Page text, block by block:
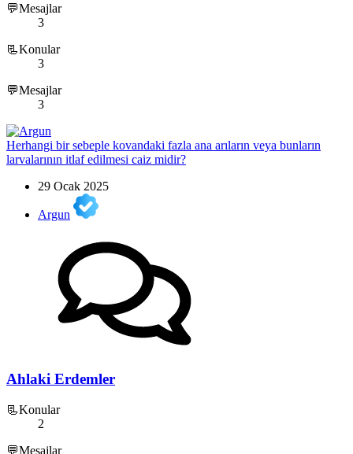
💬Mesajlar
3
📃Konular
3
💬Mesajlar
3
Herhangi bir sebeple kovandaki fazla ana arıların veya bunların
larvalarının itlaf edilmesi caiz midir?
29 Ocak 2025
Argun
Ahlaki Erdemler
📃Konular
2
💬Mesajlar